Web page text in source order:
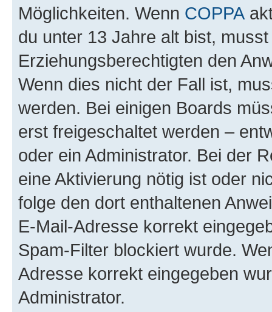
Möglichkeiten. Wenn COPPA
du unter 13 Jahre alt bist,
Erziehungsberechtigten den
Wenn dies nicht der Fall ist,
werden. Bei einigen Boards
erst freigeschaltet werden –
oder ein Administrator. Bei der
eine Aktivierung nötig ist oder
folge den dort enthaltenen
E-Mail-Adresse korrekt
Spam-Filter blockiert wurde.
Adresse korrekt eingegeben
Administrator.